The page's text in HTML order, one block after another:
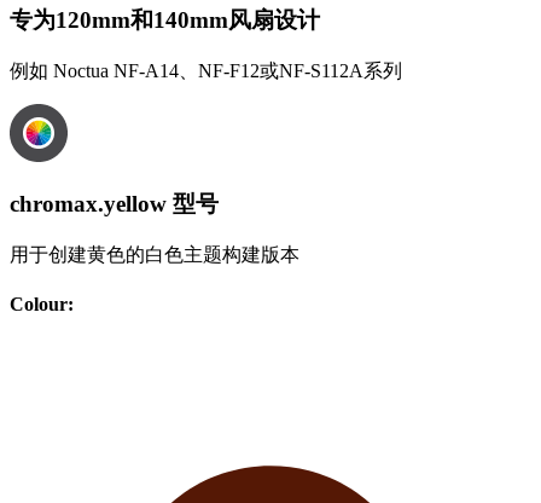
专为120mm和140mm风扇设计
例如 Noctua NF-A14、NF-F12或NF-S112A系列
chromax.yellow 型号
用于创建黄色的白色主题构建版本
Colour: